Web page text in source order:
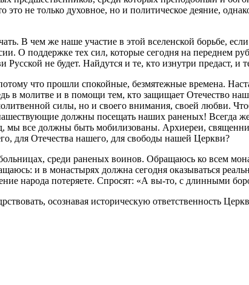
не только духовное, но и политическое деяние,
В чем же наше участие в этой вселенской борьбе,
О поддержке тех сил, которые сегодня на переднем
не будет. Найдутся и те, кто изнутри предаст, и
что прошли спокойные, безмятежные времена.
в молитве и в помощи тем, кто защищает Отечество
силы, но и своего внимания, своей любви.
должны посещать наших раненых! Всегда
мы все должны быть мобилизованы. Архиереи,
для Отечества нашего, для свободы нашей Церкви?
среди раненых воинов. Обращаюсь ко всем
и в монастырях должна сегодня оказываться
народа потеряете. Спросят: «А вы-то, с длинными
осознавая историческую ответственность